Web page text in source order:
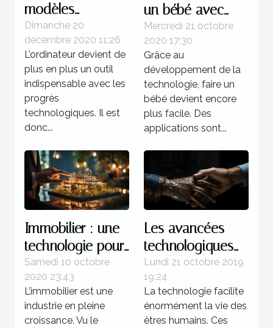
modèles
d’ordinateur à
trouver à
moindre coût
Dimanche 20
décembre 2020 11:26
L’ordinateur devient de
plus en plus un outil
indispensable avec les
progrès
technologiques. Il est
donc...
un bébé avec
l’aide des
applications ?
Mercredi 21 octobre
2020 17:30
Grâce au
développement de la
technologie, faire un
bébé devient encore
plus facile. Des
applications sont...
Immobilier : une
technologie pour
demain
Samedi 10 octobre
2020 23:43
L’immobilier est une
industrie en pleine
croissance. Vu le
Les avancées
technologiques
et tout genre
Lundi 21 octobre 2019
19:24
La technologie facilite
énormément la vie des
êtres humains. Ces